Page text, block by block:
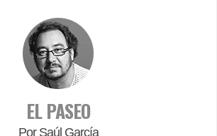
EL PASEO
Por Saúl García